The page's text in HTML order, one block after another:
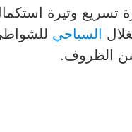
وتيرة
السياحي
الظروف.